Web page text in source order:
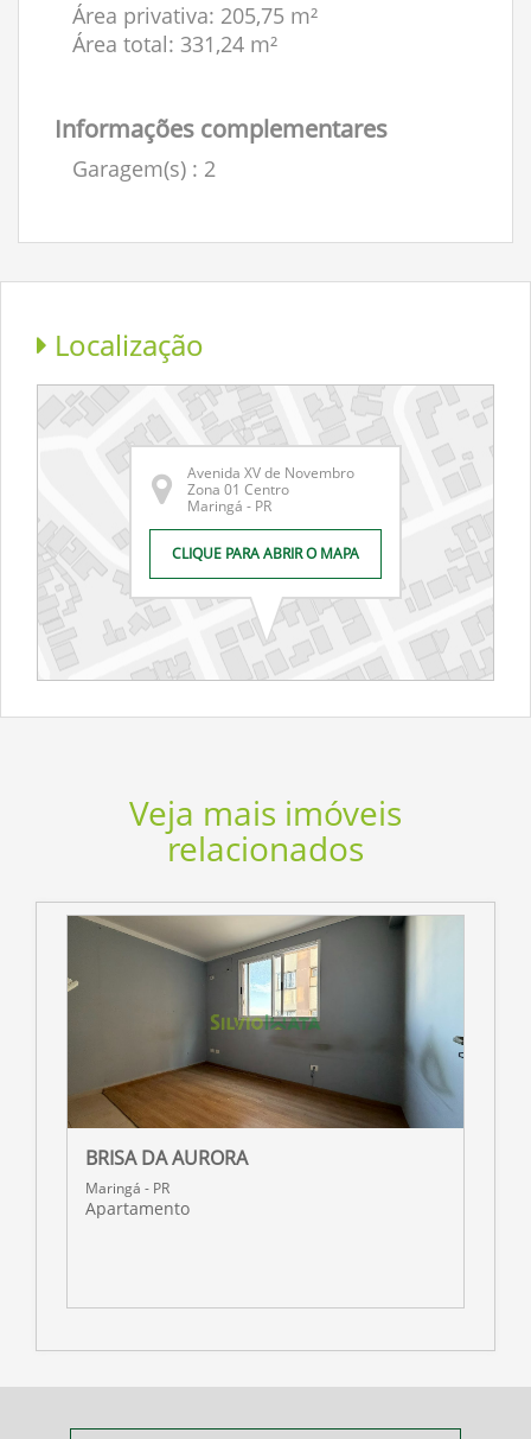
Área privativa: 205,75 m²
Área total: 331,24 m²
Informações complementares
Garagem(s) : 2
Localização
Avenida XV de Novembro
Zona 01 Centro
Maringá - PR
CLIQUE PARA ABRIR O MAPA
Veja mais imóveis
relacionados
BRISA DA AURORA
Maringá - PR
Apartamento